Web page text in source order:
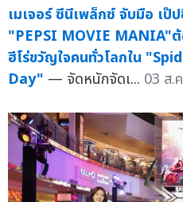
เมเจอร์ ซีนีเพล็กซ์ จับมือ เป๊
"PEPSI MOVIE MANIA"
ฮีโร่ขวัญใจคนทั่วโลกใน
Day" — จัดหนักจัดเ... 03 ส.